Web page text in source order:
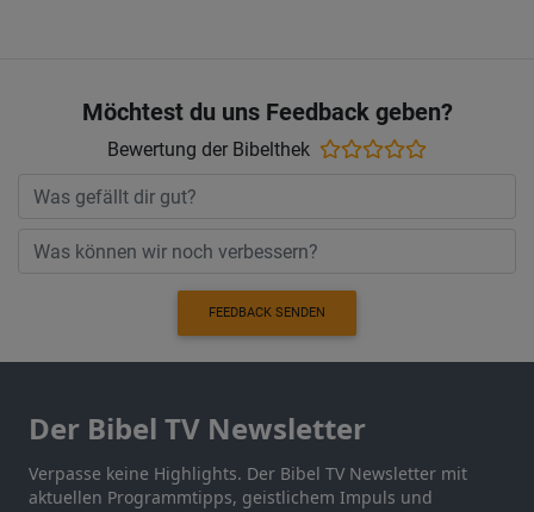
Möchtest du uns Feedback geben?
Bewertung der Bibelthek
FEEDBACK SENDEN
Der Bibel TV Newsletter
Verpasse keine Highlights. Der Bibel TV Newsletter mit
aktuellen Programmtipps, geistlichem Impuls und